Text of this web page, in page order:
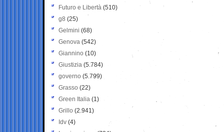
Futuro e Libertà (510)
g8 (25)
Gelmini (68)
Genova (542)
Giannino (10)
Giustizia (5.784)
governo (5.799)
Grasso (22)
Green Italia (1)
Grillo (2.941)
Idv (4)